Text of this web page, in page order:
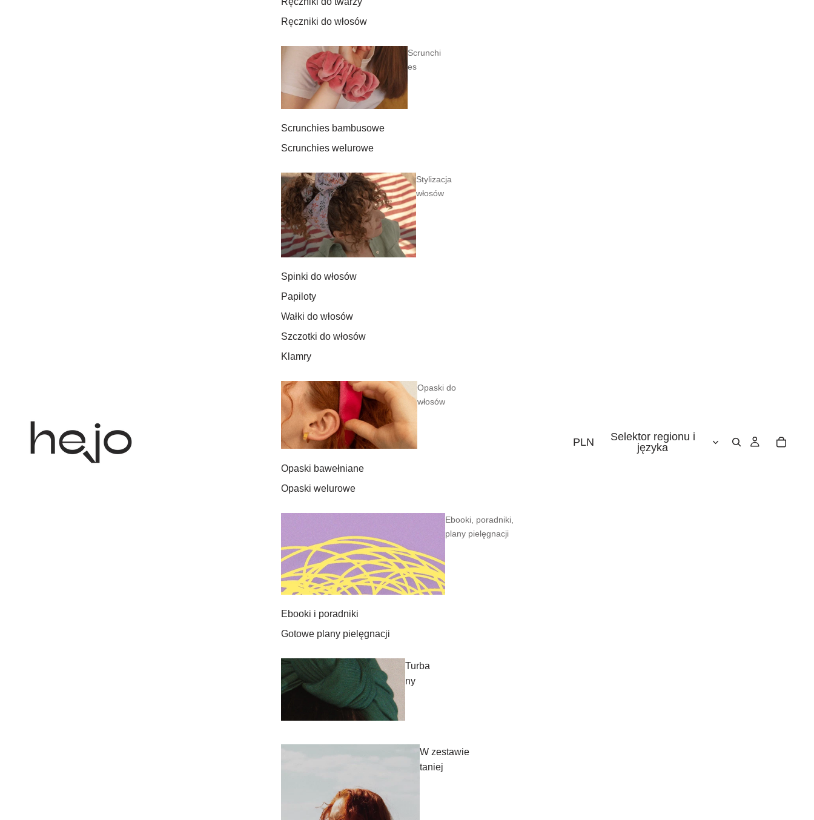
Ręczniki do włosów
Scrunchi
es
Scrunchies bambusowe
Scrunchies welurowe
Stylizacja
włosów
Spinki do włosów
Papiloty
Wałki do włosów
Szczotki do włosów
Klamry
Opaski do
włosów
Opaski bawełniane
Opaski welurowe
Ebooki, poradniki,
plany pielęgnacji
Ebooki i poradniki
Gotowe plany pielęgnacji
Turba
ny
W zestawie
taniej
PLN
Selektor regionu i
języka